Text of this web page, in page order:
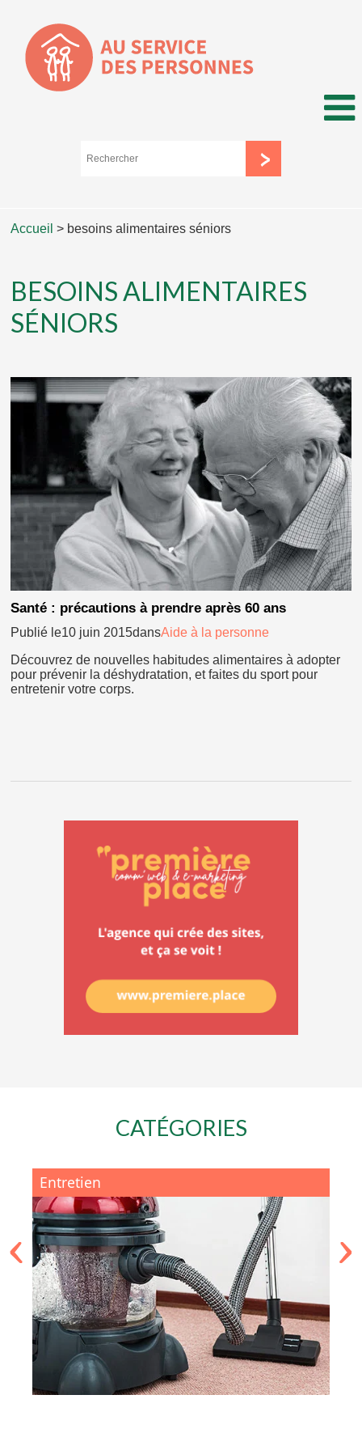
Accueil > besoins alimentaires séniors
BESOINS ALIMENTAIRES
SÉNIORS
Santé : précautions à prendre après 60 ans
Publié le10 juin 2015dansAide à la personne
Découvrez de nouvelles habitudes alimentaires à adopter
pour prévenir la déshydratation, et faites du sport pour
entretenir votre corps.
CATÉGORIES
Entretien